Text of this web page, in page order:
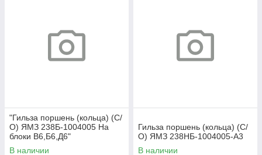
"Гильза поршень (кольца) (С/
О) ЯМЗ 238Б-1004005 На
блоки В6,Б6,Д6"
В наличии
Гильза поршень (кольца) (С/
О) ЯМЗ 238НБ-1004005-А3
В наличии